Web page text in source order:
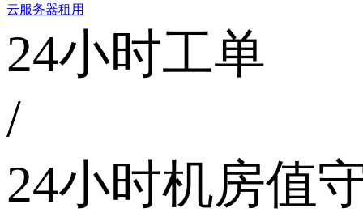
云服务器租用
24小时工单
/
24小时机房值